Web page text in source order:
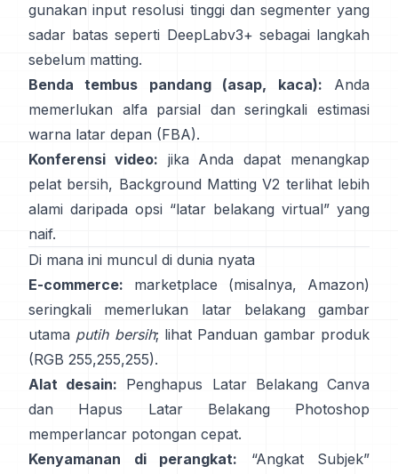
gunakan input resolusi tinggi dan segmenter yang
sadar batas seperti DeepLabv3+ sebagai langkah
sebelum matting.
Benda tembus pandang (asap, kaca): Anda
memerlukan alfa parsial dan seringkali estimasi
warna latar depan (FBA).
Konferensi video: jika Anda dapat menangkap
pelat bersih, Background Matting V2 terlihat lebih
alami daripada opsi “latar belakang virtual” yang
naif.
Di mana ini muncul di dunia nyata
E-commerce: marketplace (misalnya, Amazon)
seringkali memerlukan latar belakang gambar
utama putih bersih; lihat Panduan gambar produk
(RGB 255,255,255).
Alat desain: Penghapus Latar Belakang Canva
dan Hapus Latar BelakangPhotoshop
memperlancar potongan cepat.
Kenyamanan di perangkat: “Angkat Subjek”